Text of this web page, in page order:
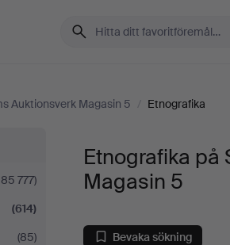
Auktionsverk Magasin 5 / Etnografika
777)
(614)
(85)
Etnografika på
Magasin 5
Bevaka sökning